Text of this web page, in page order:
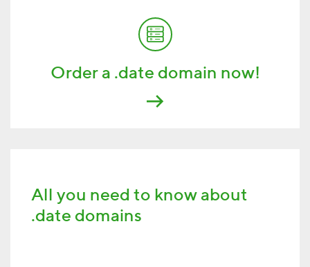
Order a .date domain now!
All you need to know about
.date domains